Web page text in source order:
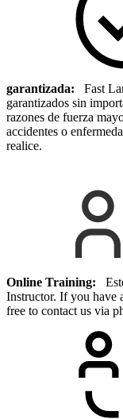
garantizada: Fast
garantizados sin
razones de fuerza
accidentes o
realice.
Online Training:
Instructor. If you have
free to contact us via